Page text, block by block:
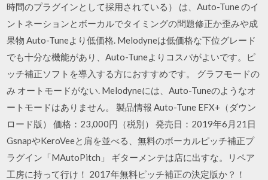
時間のプラグインとして採用されている） は、Auto-Tune のイ
ントネーションとボーカルでタイミングの問題修正か歪みや成
果物 Auto-Tuneより低価格. Melodyneは低価格な下位グレード
でも十分な機能があり、Auto-Tuneよりコスパがよいです。ピ
ッチ補正ソフトを導入する方におすすめです。 グラフモードの
み オートモードがない. Melodyneには、Auto-Tuneのようなオ
ートモードはありません。 製品情報 Auto-Tune EFX+（ダウン
ロード版） 価格：23,000円（税別） 発売日：2019年6月21日
GsnapやKeroVeeと肩を並べる、無料のボーカルピッチ補正プ
ラグイン「MAutoPitch」 ギターメンテは店に出すな。リペア
工房に持って行け！ 2017年無料ピッチ補正の決定版か？！